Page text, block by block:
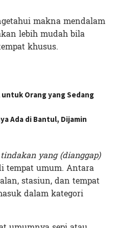
makna mendalam
lebih mudah bila
khusus.
Orang yang Sedang
Ada di Bantul, Dijamin
tindakan yang (dianggap)
tempat umum. Antara
stasiun, dan tempat
dalam kategori